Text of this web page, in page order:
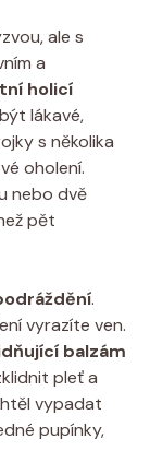
ale s
a
holicí
lákavé,
s několika
oholení.
nebo dvě
pět
.
vyrazíte ven.
balzám
pleť a
vypadat
pupínky,